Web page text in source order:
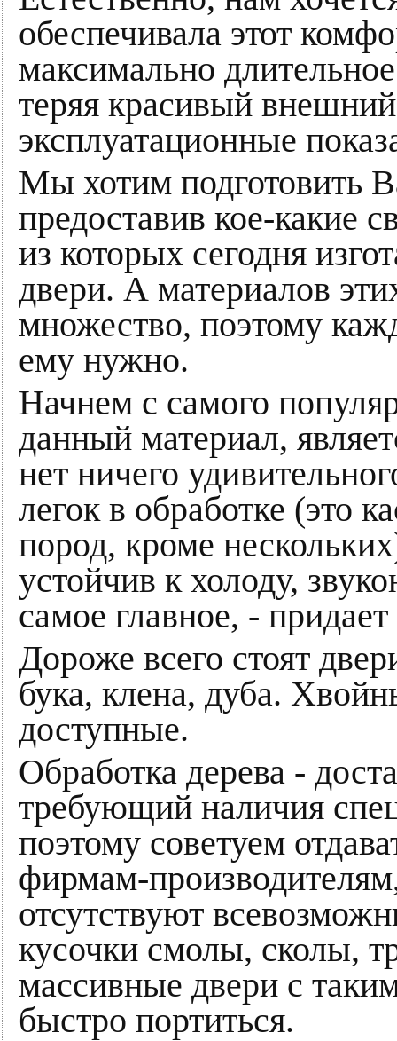
обеспечивала этот
максимально
теряя красивый
эксплуатационные
Мы хотим подготовить
предоставив кое-какие
из которых сегодня
двери. А материалов
множество, поэтому
ему нужно.
Начнем с самого
данный материал,
нет ничего
легок в обработке (это
пород, кроме
устойчив к холоду,
самое главное, -
Дороже всего стоят
бука, клена, дуба.
доступные.
Обработка дерева -
требующий наличия
поэтому советуем
фирмам-
отсутствуют
кусочки смолы, сколы,
массивные двери с
быстро портиться.